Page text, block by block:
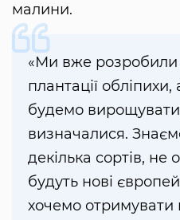
малини.
«Ми вже розробили
плантації
будемо
визначалися.
декілька сортів,
будуть нові
хочемо отримувати